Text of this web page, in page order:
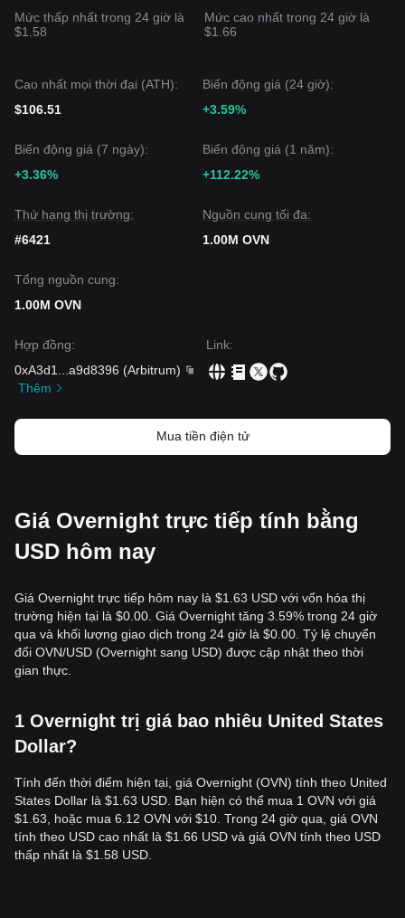
Mức thấp nhất trong 24 giờ là
$1.58
Mức cao nhất trong 24 giờ là
$1.66
Cao nhất mọi thời đại (ATH):
$106.51
Biến động giá (24 giờ):
+3.59%
Biến động giá (7 ngày):
+3.36%
Biến động giá (1 năm):
+112.22%
Thứ hạng thị trường:
#6421
Nguồn cung tối đa:
1.00M OVN
Tổng nguồn cung:
1.00M OVN
Hợp đồng:
0xA3d1
a9d8396 (Arbitrum)
Thêm
Link:
Mua tiền điện tử
Giá Overnight trực tiếp tính bằng
USD hôm nay
Giá Overnight trực tiếp hôm nay là $1.63 USD với vốn hóa thị
trường hiện tại là $0.00. Giá Overnight tăng 3.59% trong 24 giờ
qua và khối lượng giao dịch trong 24 giờ là $0.00. Tỷ lệ chuyển
đổi OVN/USD (Overnight sang USD) được cập nhật theo thời
gian thực.
1 Overnight trị giá bao nhiêu United States
Dollar?
Tính đến thời điểm hiện tại, giá Overnight (OVN) tính theo United
States Dollar là $1.63 USD. Bạn hiện có thể mua 1 OVN với giá
$1.63, hoặc mua 6.12 OVN với $10. Trong 24 giờ qua, giá OVN
tính theo USD cao nhất là $1.66 USD và giá OVN tính theo USD
thấp nhất là $1.58 USD.